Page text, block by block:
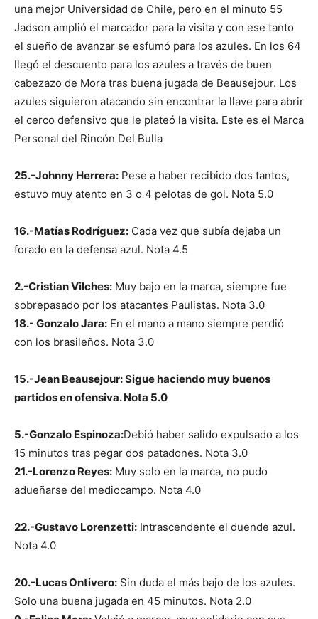
una mejor Universidad de Chile, pero en el minuto 55
Jadson amplió el marcador para la visita y con ese tanto
el sueño de avanzar se esfumó para los azules. En los 64
llegó el descuento para los azules a través de buen
cabezazo de Mora tras buena jugada de Beausejour. Los
azules siguieron atacando sin encontrar la llave para abrir
el cerco defensivo que le plateó la visita. Este es el Marca
Personal del Rincón Del Bulla
25.-Johnny Herrera: Pese a haber recibido dos tantos,
estuvo muy atento en 3 o 4 pelotas de gol. Nota 5.0
16.-Matías Rodríguez: Cada vez que subía dejaba un
forado en la defensa azul. Nota 4.5
2.-Cristian Vilches: Muy bajo en la marca, siempre fue
sobrepasado por los atacantes Paulistas. Nota 3.0
18.- Gonzalo Jara: En el mano a mano siempre perdió
con los brasileños. Nota 3.0
15.-Jean Beausejour: Sigue haciendo muy buenos
partidos en ofensiva. Nota 5.0
5.-Gonzalo Espinoza:Debió haber salido expulsado a los
15 minutos tras pegar dos patadones. Nota 3.0
21.-Lorenzo Reyes: Muy solo en la marca, no pudo
adueñarse del mediocampo. Nota 4.0
22.-Gustavo Lorenzetti: Intrascendente el duende azul.
Nota 4.0
20.-Lucas Ontivero: Sin duda el más bajo de los azules.
Solo una buena jugada en 45 minutos. Nota 2.0